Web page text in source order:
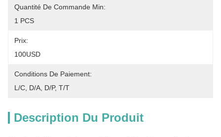
Quantité De Commande Min:
1 PCS
Prix:
100USD
Conditions De Paiement:
L/C, D/A, D/P, T/T
Description Du Produit